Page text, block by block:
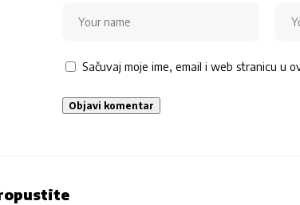
Sačuvaj moje ime, email i web stranicu u